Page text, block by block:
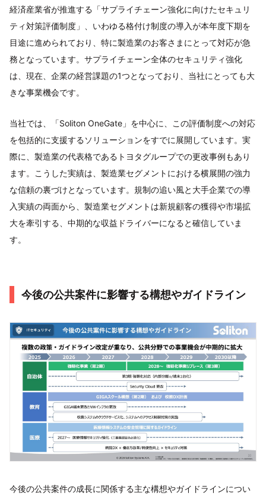
経済産業省が推進する「サプライチェーン強化に向けたセキュリ
ティ対策評価制度」、いわゆる格付け制度の導入が本年度下期を
目途に進められており、特に製造業のお客さまにとって対応が急
務となっています。サプライチェーン全体のセキュリティ強化
は、現在、企業の経営課題の1つとなっており、当社にとっても大
きな事業機会です。
当社では、「Soliton OneGate」を中心に、この評価制度への対応
を包括的に支援するソリューションをすでに展開しています。実
際に、製造業の代表格であるトヨタグループでの更改事例もあり
ます。こうした実績は、製造業セグメントにおける横展開の強力
な信頼の裏づけとなっています。規制の追い風と大手企業での導
入実績の両面から、製造業セグメントは新規顧客の獲得や市場拡
大を牽引する、中期的な収益ドライバーになると確信していま
す。
今後の公共案件に影響する構想やガイドライン
今後の公共案件の成長に関係する主な構想やガイドラインについ